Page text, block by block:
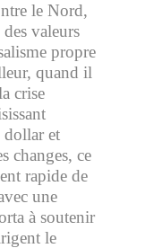
le Nord,
valeurs
propre
quand il
crise
dollar et
changes, ce
rapide de
une
à soutenir
le